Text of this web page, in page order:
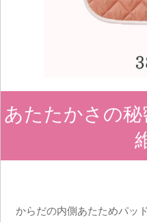
あたたかさの秘
からだの内側あたためパッ